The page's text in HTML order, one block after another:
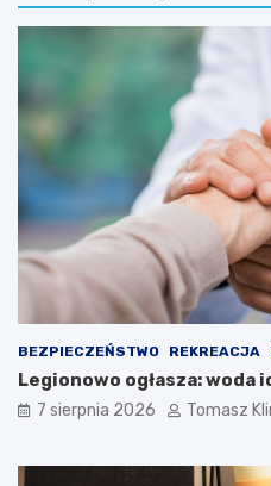
BEZPIECZEŃSTWO REKREACJA
Legionowo ogłasza: woda
7 sierpnia 2026 Tomasz